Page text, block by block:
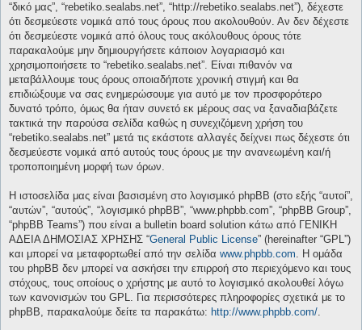
“δικό μας”, “rebetiko.sealabs.net”, “http://rebetiko.sealabs.net”), δέχεστε
ότι δεσμεύεστε νομικά από τους όρους που ακολουθούν. Αν δεν δέχεστε
ότι δεσμεύεστε νομικά από όλους τους ακόλουθους όρους τότε
παρακαλούμε μην δημιουργήσετε κάποιον λογαριασμό και
χρησιμοποιήσετε το “rebetiko.sealabs.net”. Είναι πιθανόν να
μεταβάλλουμε τους όρους οποιαδήποτε χρονική στιγμή και θα
επιδιώξουμε να σας ενημερώσουμε για αυτό με τον προσφορότερο
δυνατό τρόπο, όμως θα ήταν συνετό εκ μέρους σας να ξαναδιαβάζετε
τακτικά την παρούσα σελίδα καθώς η συνεχιζόμενη χρήση του
“rebetiko.sealabs.net” μετά τις εκάστοτε αλλαγές δείχνει πως δέχεστε ότι
δεσμεύεστε νομικά από αυτούς τους όρους με την ανανεωμένη και/ή
τροποποιημένη μορφή των όρων.
Η ιστοσελίδα μας είναι βασισμένη στο λογισμικό phpBB (στο εξής “αυτοί”,
“αυτών”, “αυτούς”, “λογισμικό phpBB”, “www.phpbb.com”, “phpBB Group”,
“phpBB Teams”) που είναι a bulletin board solution κάτω από ΓΕΝΙΚΗ
ΑΔΕΙΑ ΔΗΜΟΣΙΑΣ ΧΡΗΣΗΣ “General Public License” (hereinafter “GPL”)
και μπορεί να μεταφορτωθεί από την σελίδα www.phpbb.com. Η ομάδα
του phpBB δεν μπορεί να ασκήσει την επιρροή στο περιεχόμενο και τους
στόχους, τους οποίους ο χρήστης με αυτό το λογισμικό ακολουθεί λόγω
των κανονισμών του GPL. Για περισσότερες πληροφορίες σχετικά με το
phpBB, παρακαλούμε δείτε τα παρακάτω: http://www.phpbb.com/.